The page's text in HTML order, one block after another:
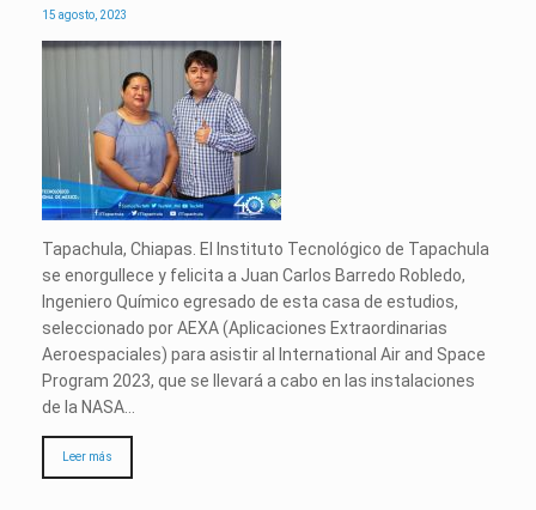
15 agosto, 2023
Tapachula, Chiapas. El Instituto Tecnológico de Tapachula
se enorgullece y felicita a Juan Carlos Barredo Robledo,
Ingeniero Químico egresado de esta casa de estudios,
seleccionado por AEXA (Aplicaciones Extraordinarias
Aeroespaciales) para asistir al International Air and Space
Program 2023, que se llevará a cabo en las instalaciones
de la NASA…
Leer más